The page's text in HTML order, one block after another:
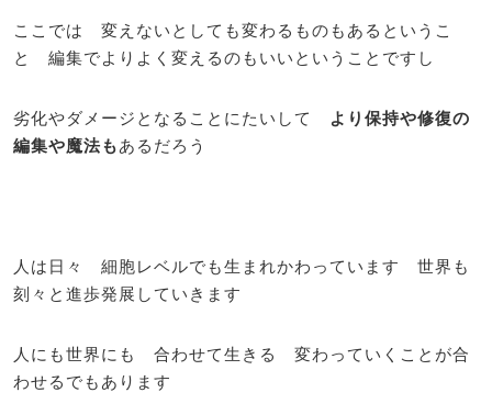
ここでは 変えないとしても変わるものもあるというこ
と 編集でよりよく変えるのもいいということですし
劣化やダメージとなることにたいして より保持や修復の
編集や魔法もあるだろう
人は日々 細胞レベルでも生まれかわっています 世界も
刻々と進歩発展していきます
人にも世界にも 合わせて生きる 変わっていくことが合
わせるでもあります